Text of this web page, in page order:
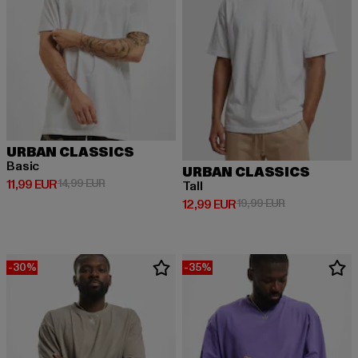
URBAN CLASSICS
Basic
11,99 EUR
Derzeitiger Preis: 11,99 EUR
14,99 EURAktionspreis: 14,99 EUR
URBAN CLASSICS
Tall
12,99 EUR
Derzeitiger Preis: 12,99 EUR
19,99 EURAktionspreis:
-30% -35%